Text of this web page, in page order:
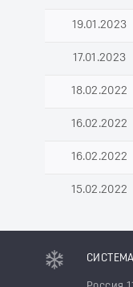
19.01.2023
17.01.2023
18.02.2022
16.02.2022
16.02.2022
15.02.2022